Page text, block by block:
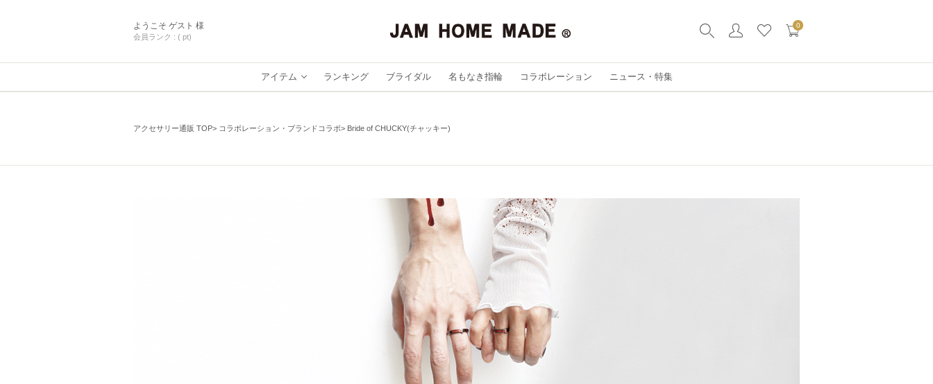
ようこそ ゲスト 様
会員ランク : ( pt)
0
アイテム ランキング ブライダル 名もなき指輪 コラボレーション ニュース・特集
アクセサリー通販 TOP コラボレーション・ブランドコラボ Bride of CHUCKY(チャッキー)